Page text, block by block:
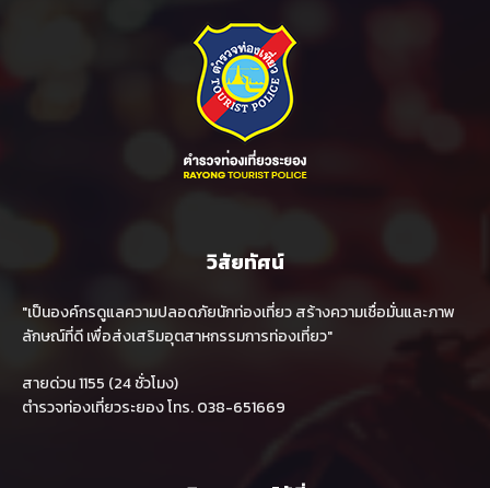
วิสัยทัศน์
"เป็นองค์กรดูแลความปลอดภัยนักท่องเที่ยว สร้างความเชื่อมั่นและภาพ
ลักษณ์ที่ดี เพื่อส่งเสริมอุตสาหกรรมการท่องเที่ยว"
สายด่วน 1155 (24 ชั่วโมง)
ตำรวจท่องเที่ยวระยอง โทร. 038-651669